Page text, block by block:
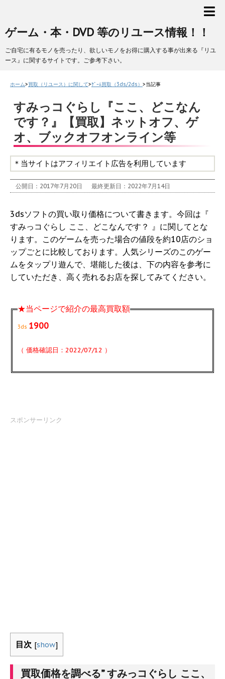
ゲーム・本・DVD 等のリユース情報！！
ご自宅に有るモノを売ったり、欲しいモノをお得に購入する事が出来る『リユ
ース』に関するサイトです。ご参考下さい。
ホーム>買取（リユース）に関して>ｹﾞｰﾑ買取（3ds/2ds） >当記事
すみっコぐらし『ここ、どこなん
です？』【買取】ネットオフ、ゲ
オ、ブックオフオンライン等
＊当サイトはアフィリエイト広告を利用しています
公開日：2017年7月20日 最終更新日：2022年7月14日
3dsソフトの買い取り価格について書きます。今回は『
すみっコぐらし ここ、どこなんです？ 』に関してとな
ります。このゲームを売った場合の値段を約10店のショ
ップごとに比較しております。人気シリーズのこのゲー
ムをタップリ遊んで、堪能した後は、下の内容を参考に
していただき、高く売れるお店を探してみてください。
★当ページで紹介の最高買取額
3ds 1900
（ 価格確認日：2022/07/12 ）
スポンサーリンク
目次 [show]
買取価格を調べる” すみっコぐらし ここ、